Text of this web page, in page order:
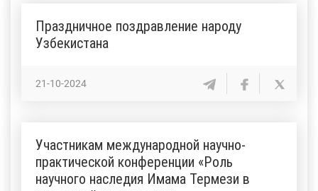
Праздничное поздравление народу
Узбекистана
21-10-2024
Участникам международной научно-
практической конференции «Роль
научного наследия Имама Термези в